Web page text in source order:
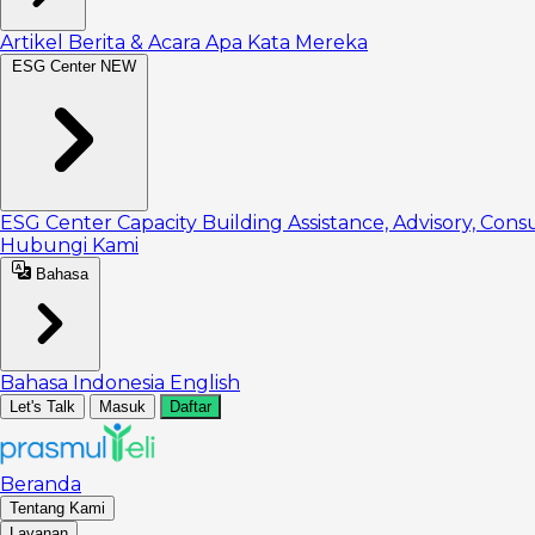
Artikel Berita & Acara Apa Kata Mereka
ESG Center NEW
ESG Center Capacity Building Assistance, Advisory,
Hubungi Kami
Bahasa
Bahasa Indonesia English
Let's Talk Masuk Daftar
Beranda
Tentang Kami